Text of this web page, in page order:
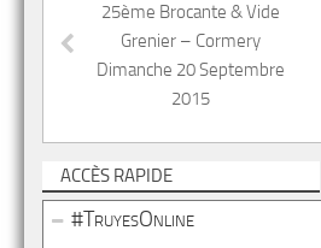
25ème Brocante & Vide
Grenier – Cormery
Dimanche 20 Septembre
2015
ACCÈS RAPIDE
#TruyesOnline